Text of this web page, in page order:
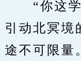
“你这学
引动北冥境
途不可限量